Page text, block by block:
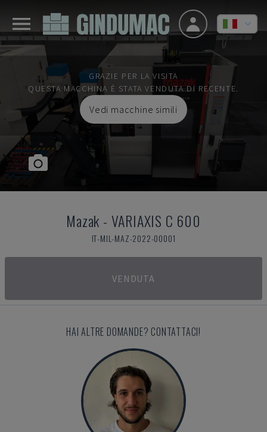
GRAZIE PER LA VISITA
QUESTA MACCHINA È STATA VENDUTA DI RECENTE.
Vedi macchine simili
Mazak - VARIAXIS C 600
IT-MIL-MAZ-2022-00001
VENDUTA
HAI ALTRE DOMANDE? CONTATTACI!